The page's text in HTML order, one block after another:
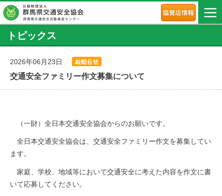
トピックス
2026年06月23日
交通安全ファミリー作文募集について
（一財）全日本交通安全協会からのお願いです。
全日本交通安全協会は、交通安全ファミリー作文を募集してい
ます。
家庭、学校、地域等において交通安全に考えた内容を作文に書
いて応募してください。